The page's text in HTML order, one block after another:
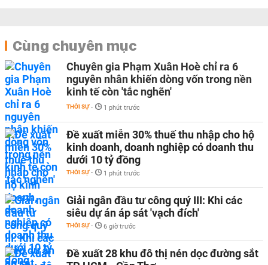
Cùng chuyên mục
Chuyên gia Phạm Xuân Hoè chỉ ra 6
nguyên nhân khiến dòng vốn trong nền
kinh tế còn 'tắc nghẽn'
THỜI SỰ - 1 phút trước
Đề xuất miễn 30% thuế thu nhập cho hộ
kinh doanh, doanh nghiệp có doanh thu
dưới 10 tỷ đồng
THỜI SỰ - 1 phút trước
Giải ngân đầu tư công quý III: Khi các
siêu dự án áp sát 'vạch đích'
THỜI SỰ - 6 giờ trước
Đề xuất 28 khu đô thị nén dọc đường sắt